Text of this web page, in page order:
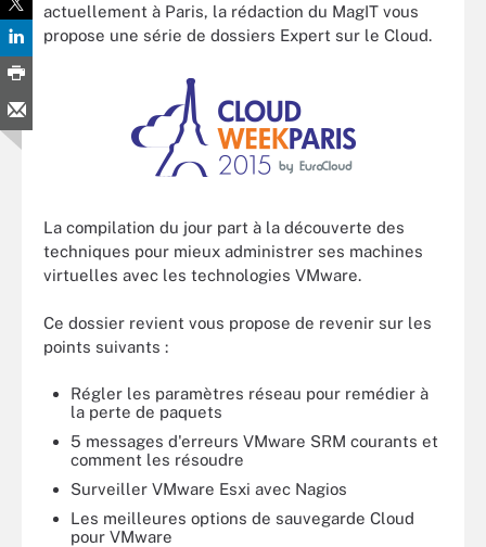
actuellement à Paris, la rédaction du MagIT vous
propose une série de dossiers Expert sur le Cloud.
La compilation du jour part à la découverte des
techniques pour mieux administrer ses machines
virtuelles avec les technologies VMware.
Ce dossier revient vous propose de revenir sur les
points suivants :
Régler les paramètres réseau pour remédier à
la perte de paquets
5 messages d'erreurs VMware SRM courants et
comment les résoudre
Surveiller VMware Esxi avec Nagios
Les meilleures options de sauvegarde Cloud
pour VMware